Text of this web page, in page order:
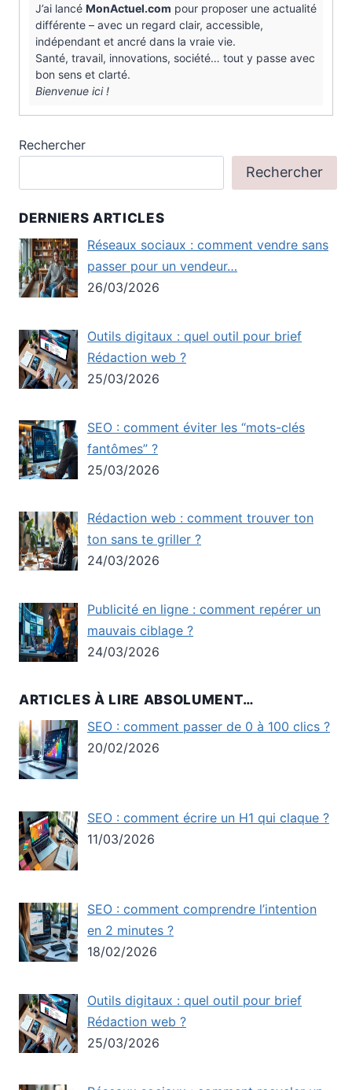
J’ai lancé MonActuel.com pour proposer une actualité
différente – avec un regard clair, accessible,
indépendant et ancré dans la vraie vie.
Santé, travail, innovations, société… tout y passe avec
bon sens et clarté.
Bienvenue ici !
Rechercher
Rechercher
DERNIERS ARTICLES
Réseaux sociaux : comment vendre sans
passer pour un vendeur…
26/03/2026
Outils digitaux : quel outil pour brief
Rédaction web ?
25/03/2026
SEO : comment éviter les “mots-clés
fantômes” ?
25/03/2026
Rédaction web : comment trouver ton
ton sans te griller ?
24/03/2026
Publicité en ligne : comment repérer un
mauvais ciblage ?
24/03/2026
ARTICLES À LIRE ABSOLUMENT…
SEO : comment passer de 0 à 100 clics ?
20/02/2026
SEO : comment écrire un H1 qui claque ?
11/03/2026
SEO : comment comprendre l’intention
en 2 minutes ?
18/02/2026
Outils digitaux : quel outil pour brief
Rédaction web ?
25/03/2026